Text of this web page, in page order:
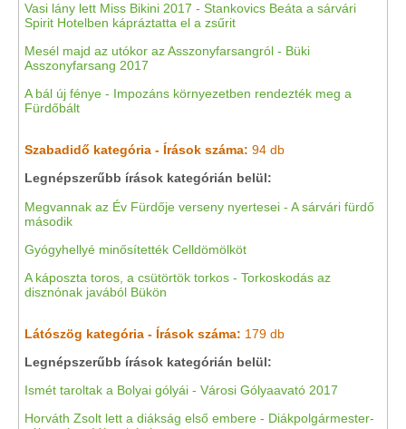
Vasi lány lett Miss Bikini 2017 - Stankovics Beáta a sárvári
Spirit Hotelben kápráztatta el a zsűrit
Mesél majd az utókor az Asszonyfarsangról - Büki
Asszonyfarsang 2017
A bál új fénye - Impozáns környezetben rendezték meg a
Fürdőbált
Szabadidő kategória - Írások száma: 94 db
Legnépszerűbb írások kategórián belül:
Megvannak az Év Fürdője verseny nyertesei - A sárvári fürdő
második
Gyógyhellyé minősítették Celldömölköt
A káposzta toros, a csütörtök torkos - Torkoskodás az
disznónak javából Bükön
Látószög kategória - Írások száma: 179 db
Legnépszerűbb írások kategórián belül:
Ismét taroltak a Bolyai gólyái - Városi Gólyaavató 2017
Horváth Zsolt lett a diákság első embere - Diákpolgármester-